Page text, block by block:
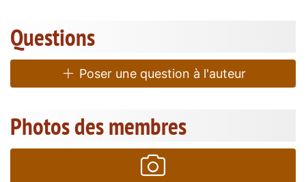
Questions
Poser une question à l'auteur
Photos des membres